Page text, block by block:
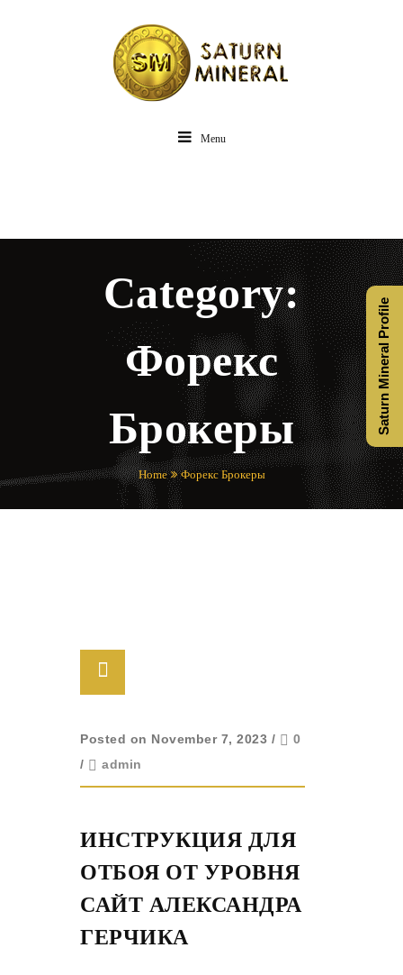
Menu
Category:
Форекс
Брокеры
Home Форекс Брокеры
Posted on November 7, 2023 /
0
/
admin
ИНСТРУКЦИЯ ДЛЯ
ОТБОЯ ОТ УРОВНЯ
САЙТ АЛЕКСАНДРА
ГЕРЧИКА
Saturn Mineral Profile